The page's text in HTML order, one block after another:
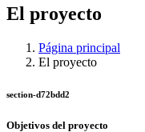
El proyecto
Página principal
El proyecto
section-d72bdd2
Objetivos del proyecto